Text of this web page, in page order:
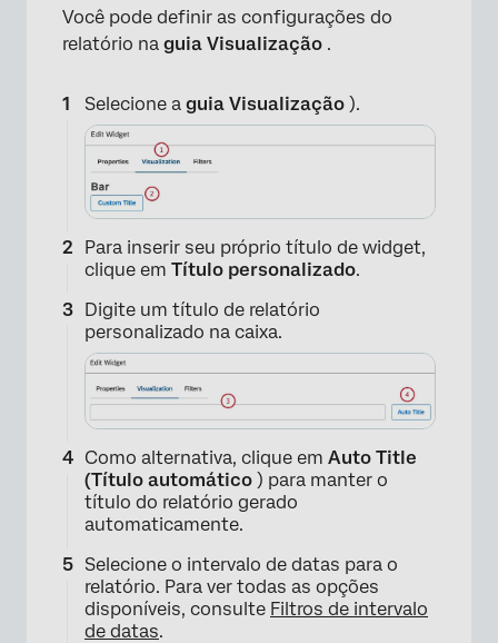
Você pode definir as configurações do
relatório na guia Visualização .
Selecione a guia Visualização ).
Para inserir seu próprio título de widget,
clique em Título personalizado.
Digite um título de relatório
personalizado na caixa.
Como alternativa, clique em Auto Title
(Título automático ) para manter o
título do relatório gerado
automaticamente.
Selecione o intervalo de datas para o
relatório. Para ver todas as opções
disponíveis, consulte Filtros de intervalo
de datas.